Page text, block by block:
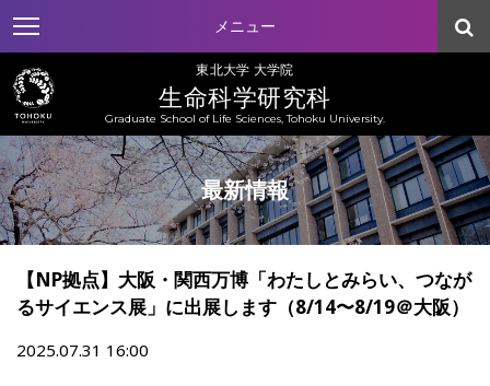
メニュー
東北大学 大学院
生命科学研究科
Graduate School of Life Sciences, Tohoku University.
最新情報
【NP拠点】大阪・関西万博「わたしとみらい、つなが
るサイエンス展」に出展します（8/14〜8/19＠大阪）
2025.07.31 16:00